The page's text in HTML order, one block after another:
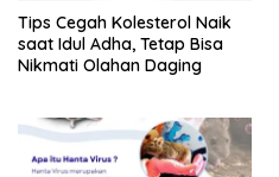
Tips Cegah Kolesterol Naik
saat Idul Adha, Tetap Bisa
Nikmati Olahan Daging